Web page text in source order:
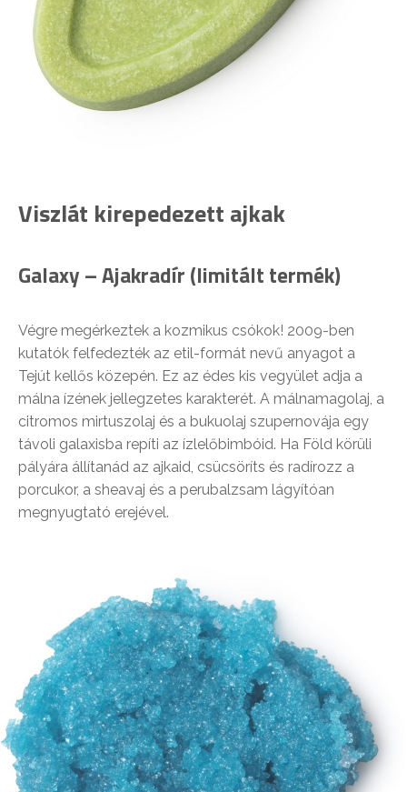
Viszlát kirepedezett ajkak
Galaxy – Ajakradír (limitált termék)
Végre megérkeztek a kozmikus csókok! 2009-ben
kutatók felfedezték az etil-formát nevű anyagot a
Tejút kellős közepén. Ez az édes kis vegyület adja a
málna ízének jellegzetes karakterét. A málnamagolaj, a
citromos mirtuszolaj és a bukuolaj szupernovája egy
távoli galaxisba repíti az ízlelőbimbóid. Ha Föld körüli
pályára állítanád az ajkaid, csücsöríts és radírozz a
porcukor, a sheavaj és a perubalzsam lágyítóan
megnyugtató erejével.